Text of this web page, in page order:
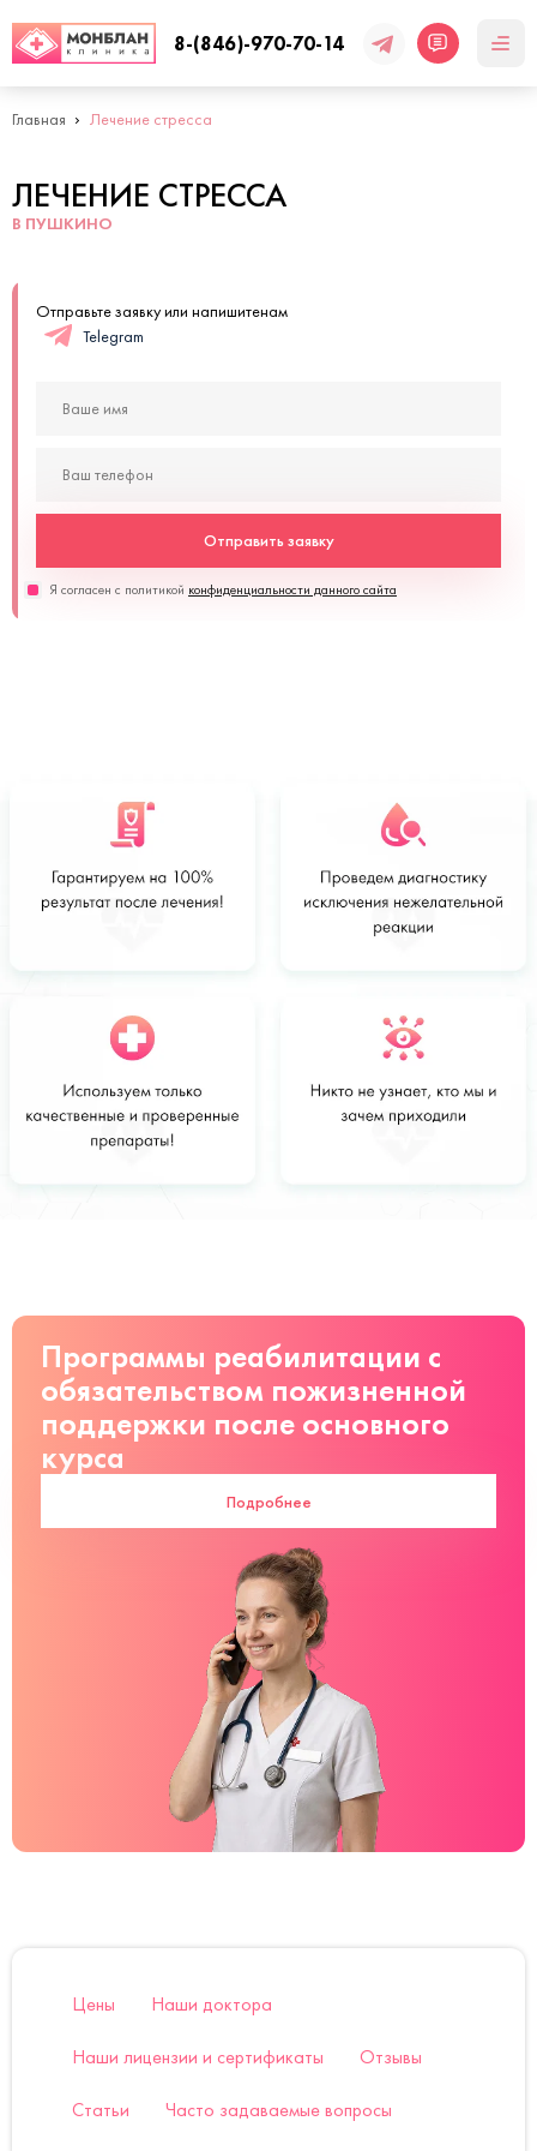
8-(846)-970-70-14
Главная Лечение стресса
ЛЕЧЕНИЕ СТРЕССА
В ПУШКИНО
Отправьте заявку или напишитенам
Telegram
Отправить заявку
Я согласен с политикой конфиденциальности данного сайта
Стоимость
от 3000 руб
Заказать
Программы реабилитации с
обязательством пожизненной
поддержки после основного
курса
Подробнее
Цены Наши доктора
Наши лицензии и сертификаты Отзывы
Статьи Часто задаваемые вопросы